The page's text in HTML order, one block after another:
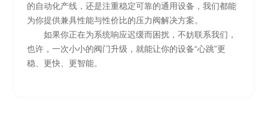
的自动化产线，还是注重稳定可靠的通用设备，我们都能
为你提供兼具性能与性价比的压力阀解决方案。
如果你正在为系统响应迟缓而困扰，不妨联系我们，
也许，一次小小的阀门升级，就能让你的设备“心跳”更
稳、更快、更智能。